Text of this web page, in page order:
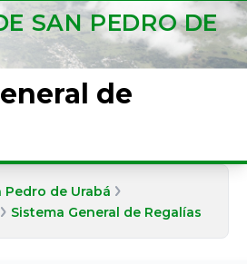
SAN PEDRO DE
de
Pedro de Urabá
Sistema General de Regalías